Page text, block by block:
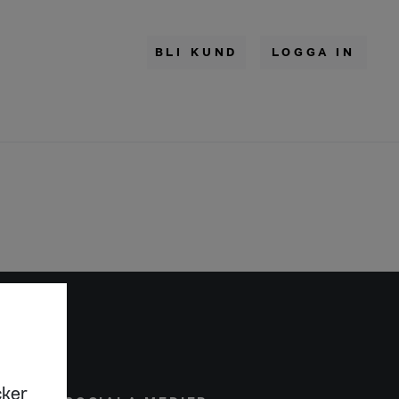
BLI KUND LOGGA IN